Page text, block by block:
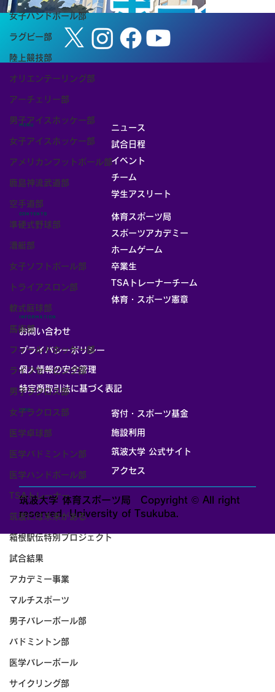
女子ハンドボール部
ラグビー部
陸上競技部
オリエンテーリング部
アーチェリー部
男子アイスホッケー部
女子アイスホッケー部
アメリカンフットボール部
鹿島神流武道部
空手道部
準硬式野球部
漕艇部
女子ソフトボール部
トライアスロン部
軟式庭球部
馬術部
フィールドホッケー部
ライフセービング部
男子ラクロス部
女子ラクロス部
医学卓球部
医学バドミントン部
医学ハンドボール部
TSAトレーナー
筑波には未来がある
箱根駅伝特別プロジェクト
試合結果
アカデミー事業
マルチスポーツ
男子バレーボール部
バドミントン部
医学バレーボール
サイクリング部
催します
ニュース
試合日程
イベント
チーム
学生アスリート
MENU
体育スポーツ局
スポーツアカデミー
ホームゲーム
卒業生
TSAトレーナーチーム
体育・スポーツ憲章
CONTENTS
寄付・スポーツ基金
施設利用
筑波大学 公式サイト
アクセス
LINK
INFORMATION
お問い合わせ
プライバシーポリシー
個人情報の安全管理
​特定商取引法に基づく表記
筑波大学 体育スポーツ局 Copyright © All right
reserved. University of Tsukuba.